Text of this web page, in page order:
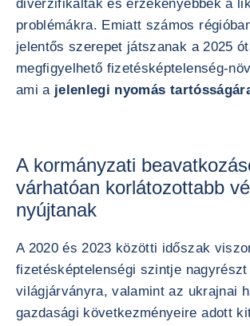
diverzifikáltak és érzékenyebbek a
problémákra. Emiatt számos
jelentős szerepet játszanak a 2025
megfigyelhető fizetésképtelenség-
ami a jelenlegi nyomás
A kormányzati
várhatóan korlátozottabb
nyújtanak
A 2020 és 2023 közötti időszak
fizetésképtelenségi szintje nagyrészt
világjárványra, valamint az ukrajnai
gazdasági következményeire adott